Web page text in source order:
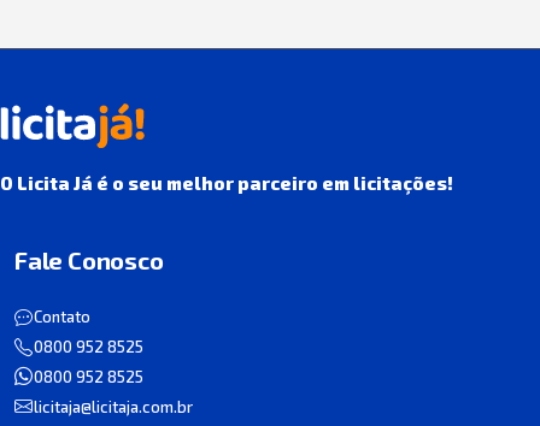
O Licita Já é o seu melhor parceiro em licitações!
Fale Conosco
Contato
0800 952 8525
0800 952 8525
licitaja@licitaja.com.br